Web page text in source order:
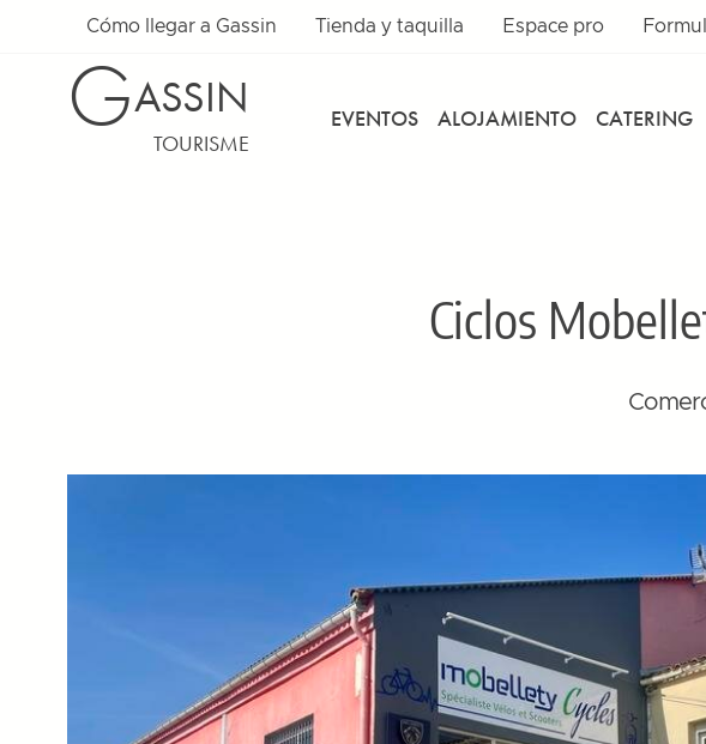
Cómo llegar a Gassin Tienda y taquilla Espace pro
GASSIN
TOURISME
EVENTOS ALOJAMIENTO CATERING
Ciclos